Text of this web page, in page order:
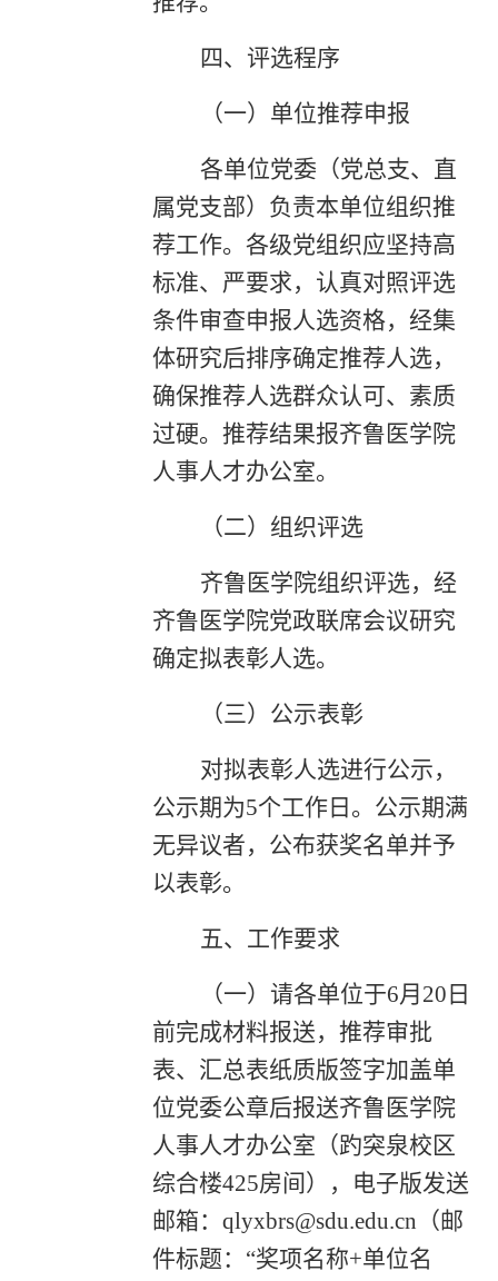
四、评选程序
（一）单位推荐申报
各单位党委（党总支、直
属党支部）负责本单位组织推
荐工作。各级党组织应坚持高
标准、严要求，认真对照评选
条件审查申报人选资格，经集
体研究后排序确定推荐人选，
确保推荐人选群众认可、素质
过硬。推荐结果报齐鲁医学院
人事人才办公室。
（二）组织评选
齐鲁医学院组织评选，经
齐鲁医学院党政联席会议研究
确定拟表彰人选。
（三）公示表彰
对拟表彰人选进行公示，
公示期为5个工作日。公示期满
无异议者，公布获奖名单并予
以表彰。
五、工作要求
（一）请各单位于6月20日
前完成材料报送， 推荐审批
表、汇总表纸质版签字加盖单
位党委公章后报送齐鲁医学院
人事人才办公室（趵突泉校区
综合楼425房间），电子版发送
邮箱：qlyxbrs@sdu.edu.cn（邮
件标题：“奖项名称+单位名